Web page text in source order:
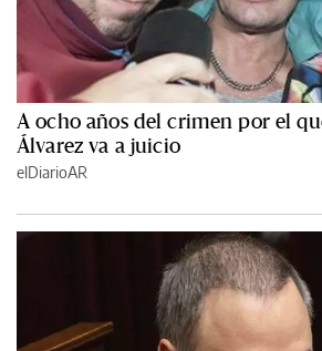
A ocho años del crimen por el
Álvarez va a juicio
elDiarioAR